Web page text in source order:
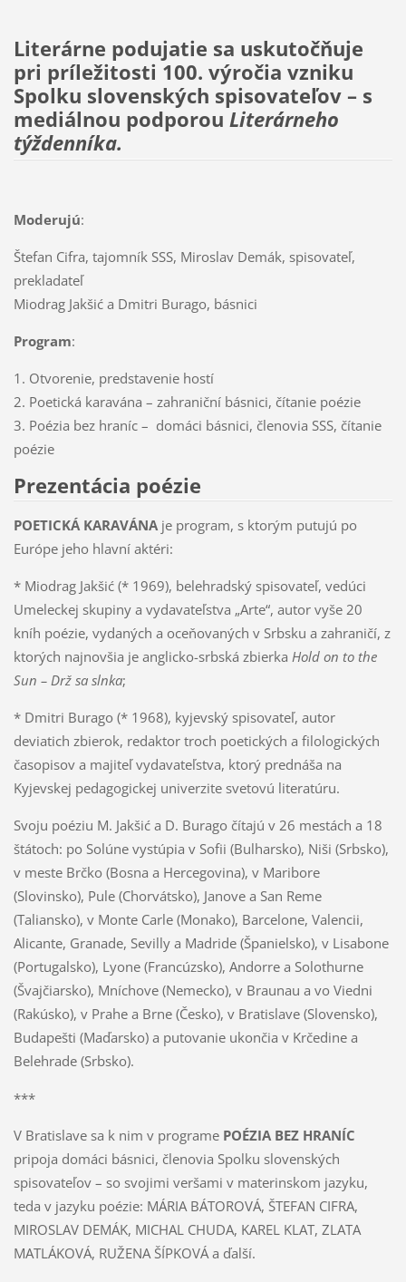
Literárne podujatie sa uskutočňuje
pri príležitosti 100. výročia vzniku
Spolku slovenských spisovateľov – s
mediálnou podporou Literárneho
týždenníka.
Moderujú:
Štefan Cifra, tajomník SSS, Miroslav Demák, spisovateľ,
prekladateľ
Miodrag Jakšić a Dmitri Burago, básnici
Program:
1. Otvorenie, predstavenie hostí
2. Poetická karavána – zahraniční básnici, čítanie poézie
3. Poézia bez hraníc – domáci básnici, členovia SSS, čítanie
poézie
Prezentácia poézie
POETICKÁ KARAVÁNAje program, s ktorým putujú po
Európe jeho hlavní aktéri:
* Miodrag Jakšić (* 1969), belehradský spisovateľ, vedúci
Umeleckej skupiny a vydavateľstva „Arte“, autor vyše 20
kníh poézie, vydaných a oceňovaných v Srbsku a zahraničí, z
ktorých najnovšia je anglicko-srbská zbierka Hold on to the
Sun – Drž sa slnka;
* Dmitri Burago (* 1968), kyjevský spisovateľ, autor
deviatich zbierok, redaktor troch poetických a filologických
časopisov a majiteľ vydavateľstva, ktorý prednáša na
Kyjevskej pedagogickej univerzite svetovú literatúru.
Svoju poéziu M. Jakšić a D. Burago čítajú v 26 mestách a 18
štátoch: po Solúne vystúpia v Sofii (Bulharsko), Niši (Srbsko),
v meste Brčko (Bosna a Hercegovina), v Maribore
(Slovinsko), Pule (Chorvátsko), Janove a San Reme
(Taliansko), v Monte Carle (Monako), Barcelone, Valencii,
Alicante, Granade, Sevilly a Madride (Španielsko), v Lisabone
(Portugalsko), Lyone (Francúzsko), Andorre a Solothurne
(Švajčiarsko), Mníchove (Nemecko), v Braunau a vo Viedni
(Rakúsko), v Prahe a Brne (Česko), v Bratislave (Slovensko),
Budapešti (Maďarsko) a putovanie ukončia v Krčedine a
Belehrade (Srbsko).
***
V Bratislave sa k nim v programe POÉZIA BEZ HRANÍC
pripoja domáci básnici, členovia Spolku slovenských
spisovateľov – so svojimi veršami v materinskom jazyku,
teda v jazyku poézie: MÁRIA BÁTOROVÁ, ŠTEFAN CIFRA,
MIROSLAV DEMÁK, MICHAL CHUDA, KAREL KLAT, ZLATA
MATLÁKOVÁ, RUŽENA ŠÍPKOVÁ a ďalší.